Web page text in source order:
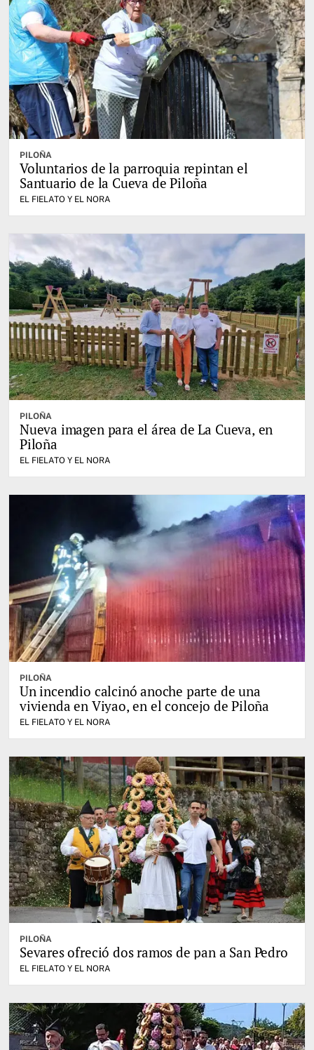
PILOÑA
Voluntarios de la parroquia repintan el
Santuario de la Cueva de Piloña
EL FIELATO Y EL NORA
PILOÑA
Nueva imagen para el área de La Cueva, en
Piloña
EL FIELATO Y EL NORA
PILOÑA
Un incendio calcinó anoche parte de una
vivienda en Viyao, en el concejo de Piloña
EL FIELATO Y EL NORA
PILOÑA
Sevares ofreció dos ramos de pan a San Pedro
EL FIELATO Y EL NORA